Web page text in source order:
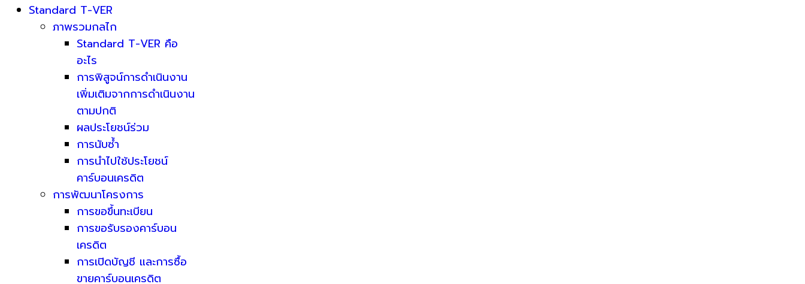
Standard T-VER
ภาพรวมกลไก
Standard T-VER คือ
อะไร
การพิสูจน์การดำเนินงาน
เพิ่มเติมจากการดำเนินงาน
ตามปกติ
ผลประโยชน์ร่วม
การนับซ้ำ
การนำไปใช้ประโยชน์
คาร์บอนเครดิต
การพัฒนาโครงการ
การขอขึ้นทะเบียน
การขอรับรองคาร์บอน
เครดิต
การเปิดบัญชี และการซื้อ
ขายคาร์บอนเครดิต